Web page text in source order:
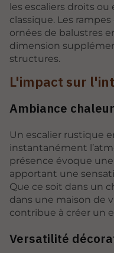
les escaliers droits
classique. Les
ornées de balustres
dimension
structures.
L'impact sur
Ambiance
Un escalier rustique
instantanément
présence évoque
apportant une
Que ce soit dans un
dans une maison de
contribue à créer un
Versatilité